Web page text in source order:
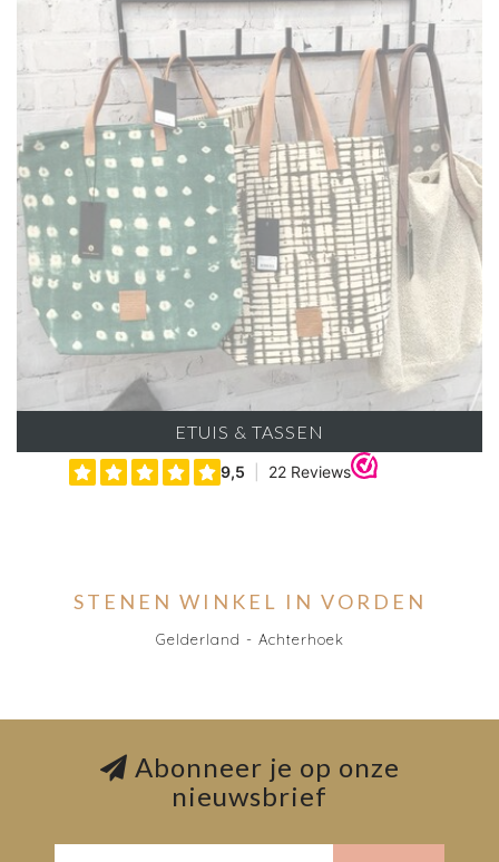
ETUIS & TASSEN
STENEN WINKEL IN VORDEN
Gelderland - Achterhoek
Abonneer je op onze
nieuwsbrief